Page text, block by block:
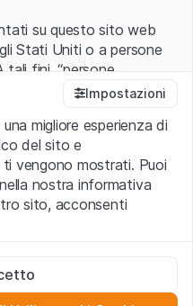
su questo sito web
Stati Uniti o a persone
tali fini, “persone
ad esse ascritto
negli Stati Uniti
e le altre forme societarie
legali
il “Sito”) si dichiara
di utilizzo ivi rese
Impostazioni
migliore esperienza di
del sito e
vengono mostrati. Puoi
nostra informativa
sito, acconsenti
funzionamento del sito